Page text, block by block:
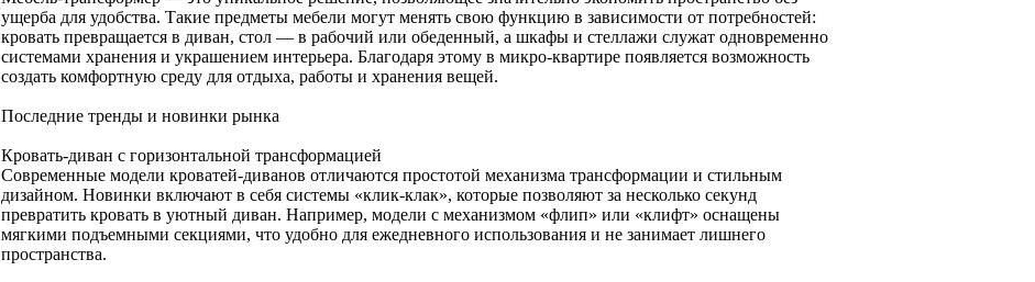
ущерба для удобства. Такие предметы мебели могут менять свою функцию в зависимости от потребностей:
кровать превращается в диван, стол — в рабочий или обеденный, а шкафы и стеллажи служат одновременно
системами хранения и украшением интерьера. Благодаря этому в микро-квартире появляется возможность
создать комфортную среду для отдыха, работы и хранения вещей.
Последние тренды и новинки рынка
Кровать-диван с горизонтальной трансформацией
Современные модели кроватей-диванов отличаются простотой механизма трансформации и стильным
дизайном. Новинки включают в себя системы «клик-клак», которые позволяют за несколько секунд
превратить кровать в уютный диван. Например, модели с механизмом «флип» или «клифт» оснащены
мягкими подъемными секциями, что удобно для ежедневного использования и не занимает лишнего
пространства.